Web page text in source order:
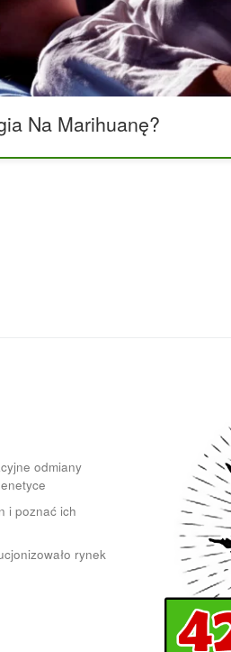
Na Marihuanę?
odmiany
i poznać ich
rynek